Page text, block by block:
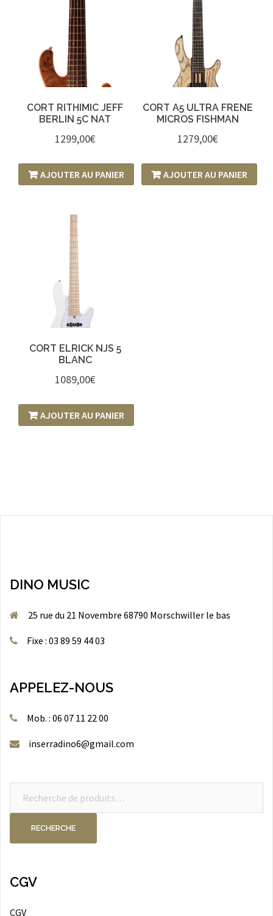
CORT RITHIMIC JEFF
BERLIN 5C NAT
1299,00€
AJOUTER AU PANIER
CORT A5 ULTRA FRENE
MICROS FISHMAN
1279,00€
AJOUTER AU PANIER
CORT ELRICK NJS 5
BLANC
1089,00€
AJOUTER AU PANIER
DINO MUSIC
25 rue du 21 Novembre 68790 Morschwiller le bas
Fixe : 03 89 59 44 03
APPELEZ-NOUS
Mob. : 06 07 11 22 00
inserradino6@gmail.com
RECHERCHE
CGV
CGV